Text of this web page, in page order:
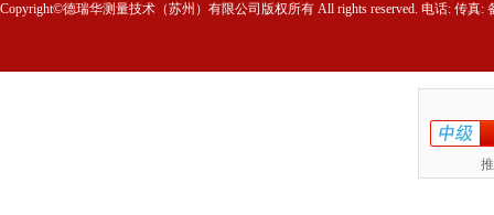
Copyright©德瑞华测量技术（苏州）有限公司版权所有 All rights reserved. 电话: 传真: